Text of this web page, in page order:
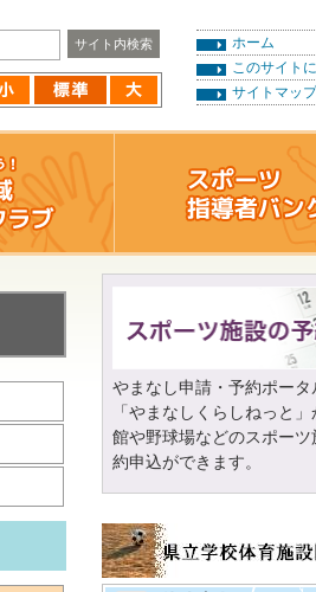
ホーム
このサイト
サイトマップ
やまなし申請・予約ポータ
「やまなしくらしねっと
館や野球場などのスポーツ
約申込ができます。